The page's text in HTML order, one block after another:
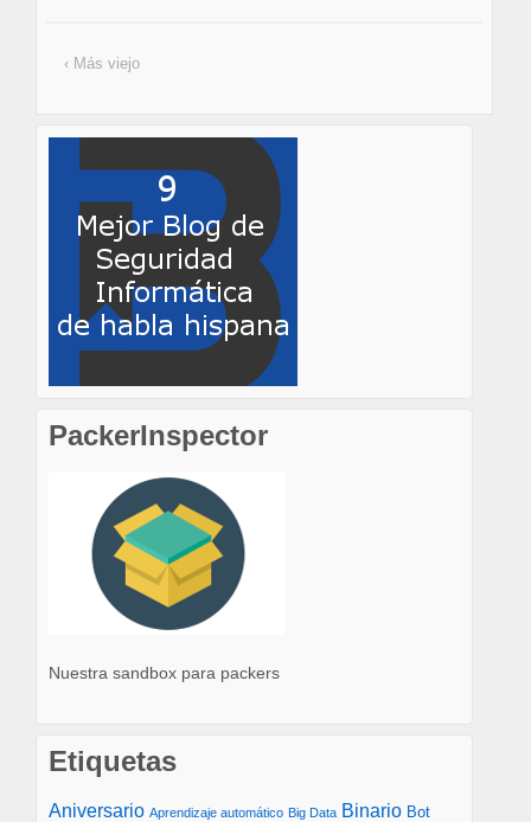
‹ Más viejo
PackerInspector
Nuestra sandbox para packers
Etiquetas
Aniversario Aprendizaje automático Big Data Binario Bot